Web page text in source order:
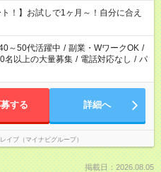
！】お試しで1ヶ月～！自分に合え
～50代活躍中 / 副業・WワークOK /
名以上の大量募集 / 電話対応なし / パ
する 詳細へ
イブ（マイナビグループ）
掲載日：2026.08.05